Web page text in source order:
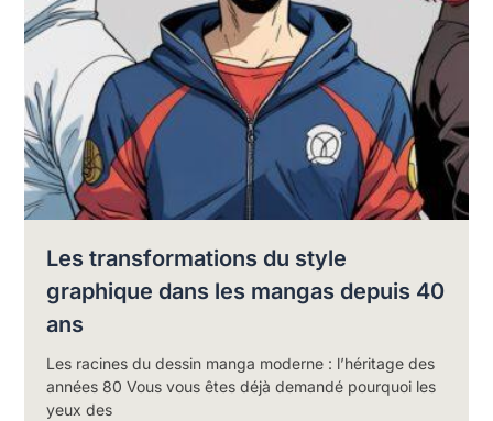
Les transformations du style
graphique dans les mangas depuis 40
ans
Les racines du dessin manga moderne : l’héritage des
années 80 Vous vous êtes déjà demandé pourquoi les
yeux des